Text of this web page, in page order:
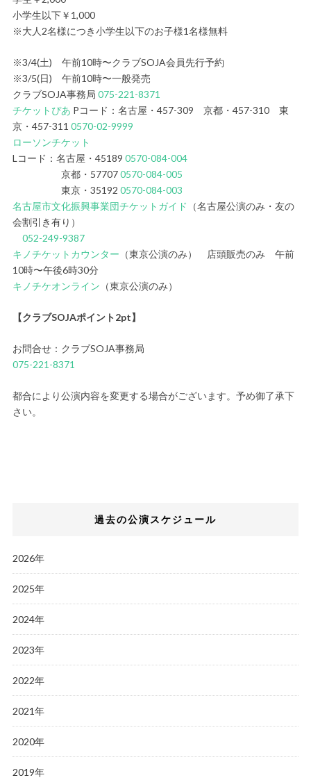
小学生以下￥1,000
※大人2名様につき小学生以下のお子様1名様無料
※3/4(土) 午前10時〜クラブSOJA会員先行予約
※3/5(日) 午前10時〜一般発売
クラブSOJA事務局 075-221-8371
チケットぴあ Pコード：名古屋・457-309 京都・457-310 東
京・457-311 0570-02-9999
ローソンチケット
Lコード：名古屋・45189 0570-084-004
京都・577070570-084-005
東京・35192 0570-084-003
名古屋市文化振興事業団チケットガイド
（名古屋公演のみ・友の
会割引き有り）
052-249-9387
キノチケットカウンター （東京公演のみ） 店頭販売のみ 午前
10時〜午後6時30分
キノチケオンライン （東京公演のみ）
【クラブSOJAポイント2pt】
お問合せ：クラブSOJA事務局
075-221-8371
都合により公演内容を変更する場合がございます。予め御了承下
さい。
過去の公演スケジュール
2026年
2025年
2024年
2023年
2022年
2021年
2020年
2019年